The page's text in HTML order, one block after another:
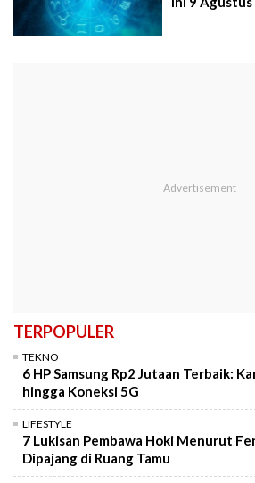
TERPOPULER
TEKNO
6 HP Samsung Rp2 Jutaan Terbaik:
hingga Koneksi 5G
LIFESTYLE
7 Lukisan Pembawa Hoki Menurut
Dipajang di Ruang Tamu